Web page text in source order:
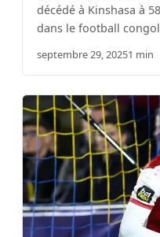
décédé à Kinshasa à
dans le football
septembre 29, 20251 min